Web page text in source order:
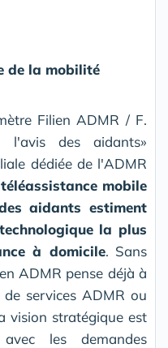
de la mobilité
Filien ADMR / F.
: l'avis des aidants»
dédiée de l'ADMR
téléassistance mobile
aidants estiment
la plus
à domicile. Sans
ADMR pense déjà à
services ADMR ou
vision stratégique est
les demandes